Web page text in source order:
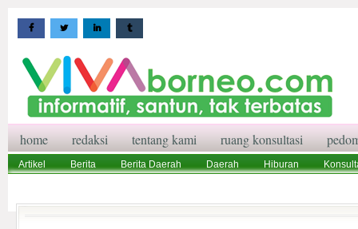
home redaksi tentang kami ruang konsultasi
Artikel Berita Berita Daerah Daerah Hiburan